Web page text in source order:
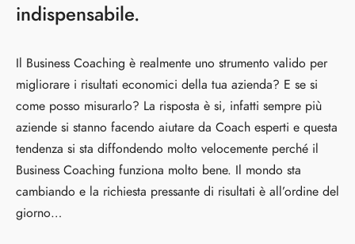
indispensabile.
Il Business Coaching è realmente uno strumento valido per
migliorare i risultati economici della tua azienda? E se si
come posso misurarlo? La risposta è si, infatti sempre più
aziende si stanno facendo aiutare da Coach esperti e questa
tendenza si sta diffondendo molto velocemente perché il
Business Coaching funziona molto bene. Il mondo sta
cambiando e la richiesta pressante di risultati è all’ordine del
giorno…